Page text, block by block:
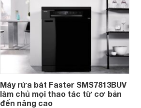
Máy rửa bát Faster SMS7813BUV
làm chủ mọi thao tác từ cơ bản
đến nâng cao